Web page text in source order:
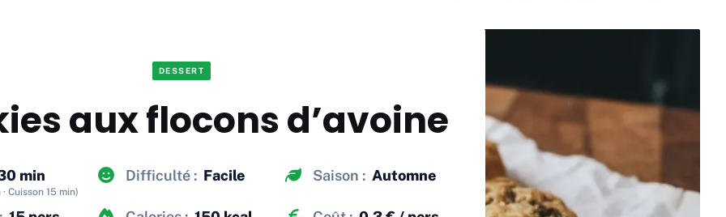
DESSERT
aux flocons d’avoine
min
Cuisson 15 min)
Difficulté : Facile Saison : Automne